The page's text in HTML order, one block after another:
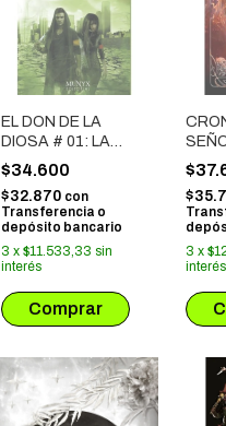
EL DON DE LA
DIOSA # 01: LA
REDENCION
$34.600
$32.870 con
Transferencia o
depósito bancario
3 x $11.533,33 sin
interés
3 x
interés